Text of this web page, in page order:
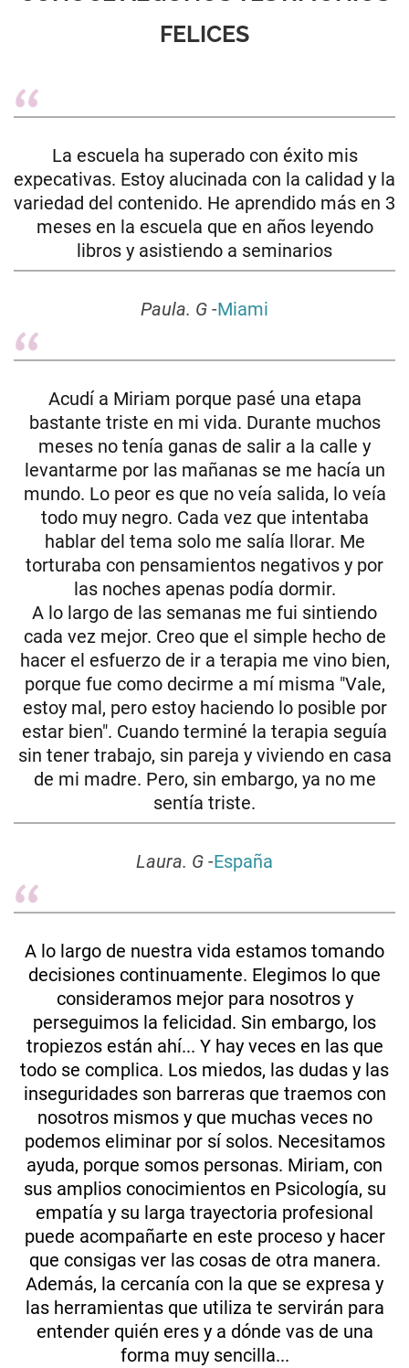
FELICES
La escuela ha superado con éxito mis
expecativas. Estoy alucinada con la calidad y la
variedad del contenido. He aprendido más en 3
meses en la escuela que en años leyendo
libros y asistiendo a seminarios
Paula. G -Miami
Acudí a Miriam porque pasé una etapa
bastante triste en mi vida. Durante muchos
meses no tenía ganas de salir a la calle y
levantarme por las mañanas se me hacía un
mundo. Lo peor es que no veía salida, lo veía
todo muy negro. Cada vez que intentaba
hablar del tema solo me salía llorar. Me
torturaba con pensamientos negativos y por
las noches apenas podía dormir.
A lo largo de las semanas me fui sintiendo
cada vez mejor. Creo que el simple hecho de
hacer el esfuerzo de ir a terapia me vino bien,
porque fue como decirme a mí misma "Vale,
estoy mal, pero estoy haciendo lo posible por
estar bien". Cuando terminé la terapia seguía
sin tener trabajo, sin pareja y viviendo en casa
de mi madre. Pero, sin embargo, ya no me
sentía triste.
Laura. G -España
A lo largo de nuestra vida estamos tomando
decisiones continuamente. Elegimos lo que
consideramos mejor para nosotros y
perseguimos la felicidad. Sin embargo, los
tropiezos están ahí... Y hay veces en las que
todo se complica. Los miedos, las dudas y las
inseguridades son barreras que traemos con
nosotros mismos y que muchas veces no
podemos eliminar por sí solos. Necesitamos
ayuda, porque somos personas. Miriam, con
sus amplios conocimientos en Psicología, su
empatía y su larga trayectoria profesional
puede acompañarte en este proceso y hacer
que consigas ver las cosas de otra manera.
Además, la cercanía con la que se expresa y
las herramientas que utiliza te servirán para
entender quién eres y a dónde vas de una
forma muy sencilla...